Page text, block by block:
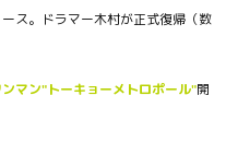
新しました
ース。ドラマー木村が正式復帰（数
マン"トーキョーメトロポール"開